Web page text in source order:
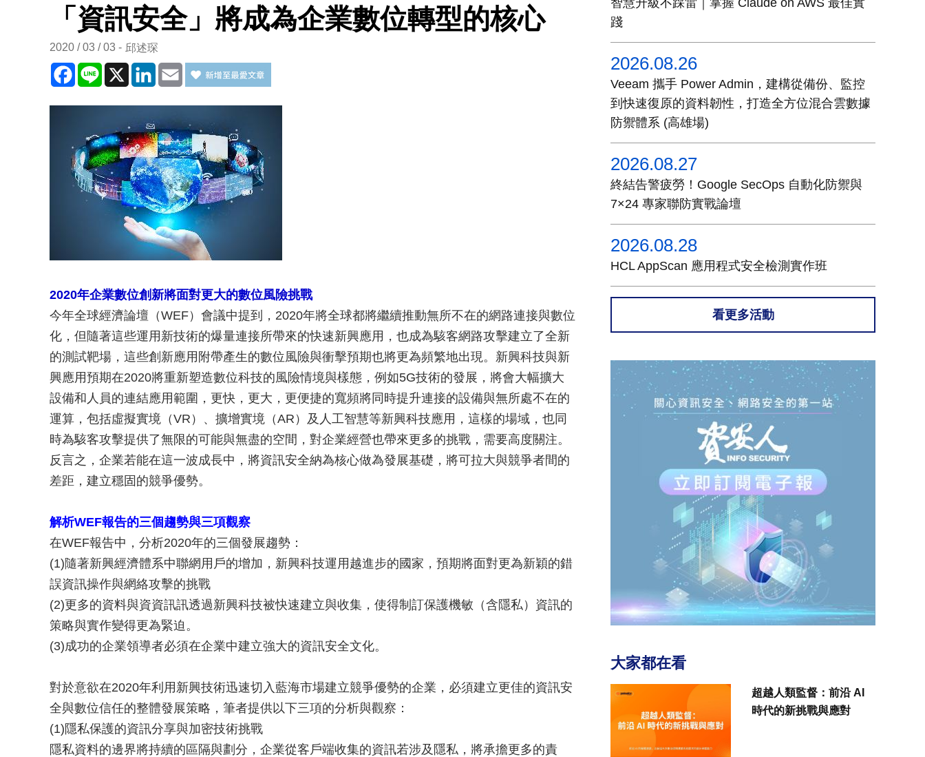
「資訊安全」將成為企業數位轉型的核心
2020 / 03 / 03 邱述琛
Facebook
Line X LinkedInEmail
2020年企業數位創新將面對更大的數位風險挑戰
今年全球經濟論壇（WEF）會議中提到，2020年將全球都將繼續推動無所不在的網路連接與數位
化，但隨著這些運用新技術的爆量連接所帶來的快速新興應用，也成為駭客網路攻擊建立了全新
的測試靶場，這些創新應用附帶產生的數位風險與衝擊預期也將更為頻繁地出現。新興科技與新
興應用預期在2020將重新塑造數位科技的風險情境與樣態，例如5G技術的發展，將會大幅擴大
設備和人員的連結應用範圍，更快，更大，更便捷的寬頻將同時提升連接的設備與無所處不在的
運算，包括虛擬實境（VR）、擴增實境（AR）及人工智慧等新興科技應用，這樣的場域，也同
時為駭客攻擊提供了無限的可能與無盡的空間，對企業經營也帶來更多的挑戰，需要高度關注。
反言之，企業若能在這一波成長中，將資訊安全納為核心做為發展基礎，將可拉大與競爭者間的
差距，建立穩固的競爭優勢。
解析WEF報告的三個趨勢與三項觀察
在WEF報告中，分析2020年的三個發展趨勢：
(1)隨著新興經濟體系中聯網用戶的增加，新興科技運用越進步的國家，預期將面對更為新穎的錯
誤資訊操作與網絡攻擊的挑戰
(2)更多的資料與資資訊訊透過新興科技被快速建立與收集，使得制訂保護機敏（含隱私）資訊的
策略與實作變得更為緊迫。
(3)成功的企業領導者必須在企業中建立強大的資訊安全文化。
對於意欲在2020年利用新興技術迅速切入藍海市場建立競爭優勢的企業，必須建立更佳的資訊安
全與數位信任的整體發展策略，筆者提供以下三項的分析與觀察：
(1)隱私保護的資訊分享與加密技術挑戰
隱私資料的邊界將持續的區隔與劃分，企業從客戶端收集的資訊若涉及隱私，將承擔更多的責
智慧升級不踩雷｜掌握 Claude on AWS 最佳實
踐
2026.08.26
Veeam 攜手 Power Admin，建構從備份、監控
到快速復原的資料韌性，打造全方位混合雲數據
防禦體系 (高雄場)
2026.08.27
終結告警疲勞！Google SecOps 自動化防禦與
7×24 專家聯防實戰論壇
2026.08.28
HCL AppScan 應用程式安全檢測實作班
看更多活動
大家都在看
超越人類監督：前沿 AI
時代的新挑戰與應對